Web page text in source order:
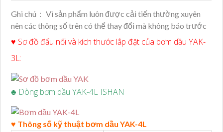
Ghi chú： Vì sản phẩm luôn được cải tiến thường xuyên
nên các thông số trên có thể thay đổi mà không báo trước
♥ Sơ đồ đấu nối và kích thước lắp đặt của bơm dầu YAK-
3L:
♣ Dòng bơm dầu YAK-4L ISHAN
♥ Thông số kỹ thuật bơm dầu YAK-4L